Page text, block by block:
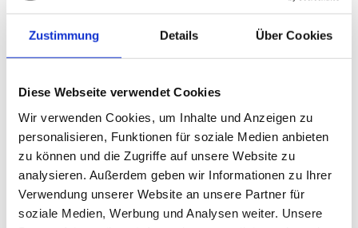
Zustimmung Details Über Cookies
Diese Webseite verwendet Cookies
Wir verwenden Cookies, um Inhalte und Anzeigen zu
personalisieren, Funktionen für soziale Medien anbieten
zu können und die Zugriffe auf unsere Website zu
analysieren. Außerdem geben wir Informationen zu Ihrer
Verwendung unserer Website an unsere Partner für
soziale Medien, Werbung und Analysen weiter. Unsere
PowerPack Plus und AES SuperPack an den innovativen Akku-
Wechselstationen getauscht werden. Die beiden GreenTech-
übernimmt der Berliner Battery-as-a-Service (BaaS)-Provider
Swobbee auch die Betreuung der AES-Kunden im Miet-Segment
bis zu einer Anzahl von 500 Akkus pro Jahr.
Für Swobbee bedeutet die Integration der Akkutypen AES
PowerPack Plus und AES SuperPack, dass sich die Anzahl der
kompatiblen Batterien im Wechselsystem auf 10 erhöht. Dies
steigert die Einsatzmöglichkeiten der Swobbee-Stationen